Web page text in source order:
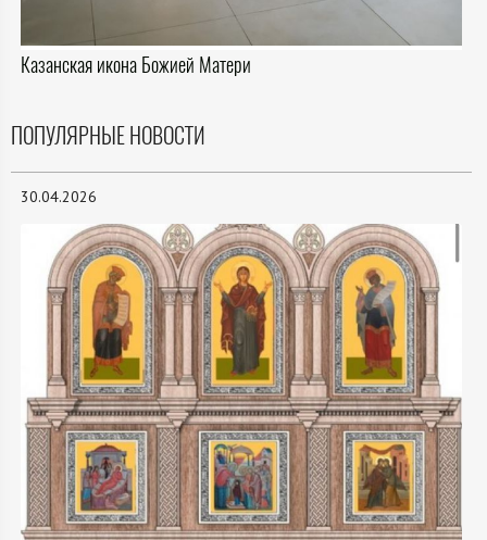
Казанская икона Божией Матери
ПОПУЛЯРНЫЕ НОВОСТИ
30.04.2026